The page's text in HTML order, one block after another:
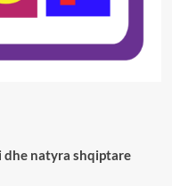
natyra shqiptare